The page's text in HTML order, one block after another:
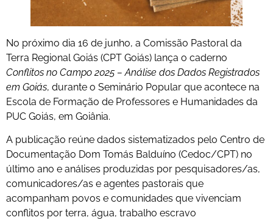
No próximo dia 16 de junho, a Comissão Pastoral da
Terra Regional Goiás (CPT Goiás) lança o caderno
Conflitos no Campo 2025 – Análise dos Dados Registrados
em Goiás, durante o Seminário Popular que acontece na
Escola de Formação de Professores e Humanidades da
PUC Goiás, em Goiânia.
A publicação reúne dados sistematizados pelo Centro de
Documentação Dom Tomás Balduíno (Cedoc/CPT) no
último ano e análises produzidas por pesquisadores/as,
comunicadores/as e agentes pastorais que
acompanham povos e comunidades que vivenciam
conflitos por terra, água, trabalho escravo